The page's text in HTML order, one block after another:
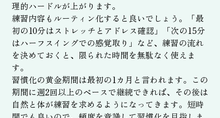
理的ハードルが上がります。
練習内容もルーティン化すると良いでしょう。「最
初の10分はストレッチとアドレス確認」「次の15分
はハーフスイングでの感覚取り」など、練習の流れ
を決めておくと、限られた時間を無駄なく使えま
す。
習慣化の黄金期間は最初の1カ月と言われます。この
期間に週2回以上のペースで継続できれば、その後は
自然と体が練習を求めるようになってきます。短時